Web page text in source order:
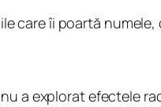
care îi poartă
a explorat efectele